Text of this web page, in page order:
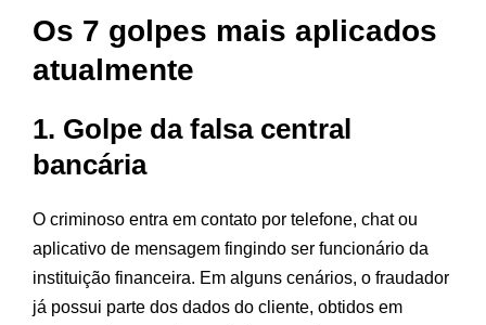
Os 7 golpes mais aplicados
atualmente
1. Golpe da falsa central
bancária
O criminoso entra em contato por telefone, chat ou
aplicativo de mensagem fingindo ser funcionário da
instituição financeira. Em alguns cenários, o fraudador
já possui parte dos dados do cliente, obtidos em